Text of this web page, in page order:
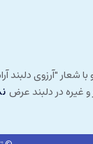
اینترنتی دلبند با
غیره در دلبند عرض